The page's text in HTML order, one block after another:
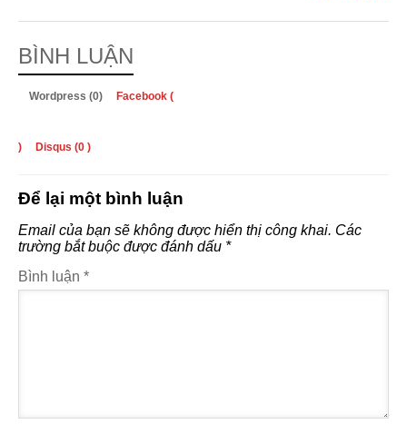
BÌNH LUẬN
Wordpress (0) Facebook (
) Disqus (0 )
Để lại một bình luận
Email của bạn sẽ không được hiển thị công khai. Các
trường bắt buộc được đánh dấu *
Bình luận *